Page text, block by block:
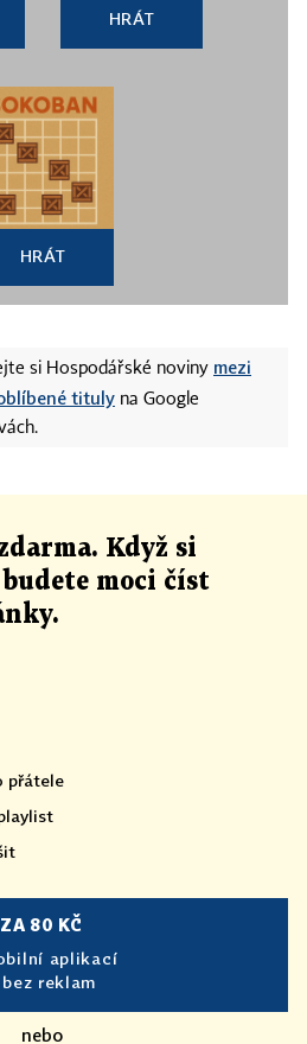
HRÁT
HRÁT
si Hospodářské noviny mezi
tituly na Google
Když si
moci číst
.
přátele
ZA 80 KČ
aplikací
bez reklam
nebo